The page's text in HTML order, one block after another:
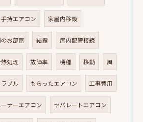
手持エアコン 家屋内移設
のお部屋 結露 屋内配管接続
処理 故障率 機種 移動 風
ラブル もらったエアコン 工事費用
ーナーエアコン セパレートエアコン